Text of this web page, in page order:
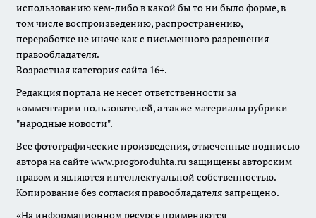
использованию кем-либо в какой бы то ни было форме, в
том числе воспроизведению, распространению,
переработке не иначе как с письменного разрешения
правообладателя.
Возрастная категория сайта 16+.
Редакция портала не несет ответственности за
комментарии пользователей, а также материалы рубрики
"народные новости".
Все фотографические произведения, отмеченные подписью
автора на сайте www.progoroduhta.ru защищены авторским
правом и являются интеллектуальной собственностью.
Копирование без согласия правообладателя запрещено.
«На информационном ресурсе применяются